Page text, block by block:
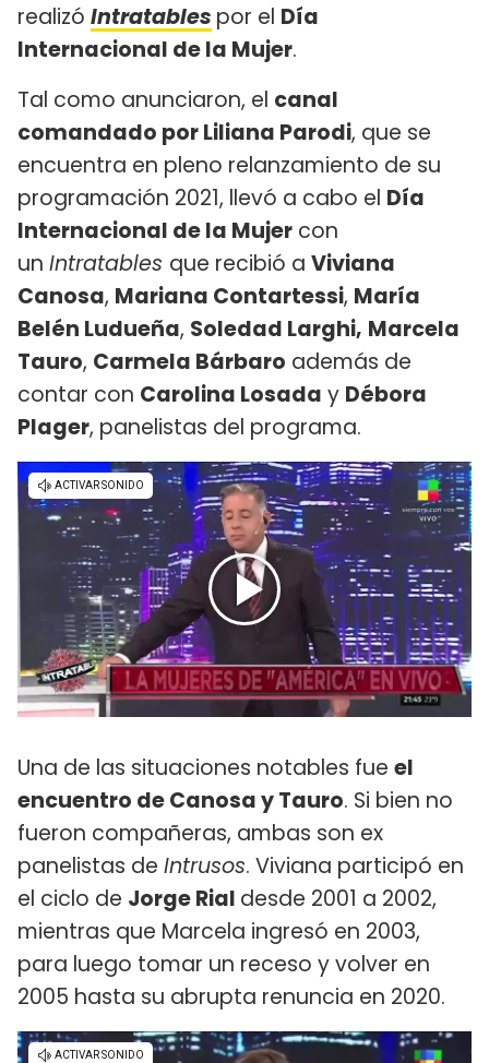
realizó Intratables por el Día
Internacional de la Mujer.
Tal como anunciaron, el canal
comandado por Liliana Parodi, que se
encuentra en pleno relanzamiento de su
programación 2021, llevó a cabo el Día
Internacional de la Mujer con
un Intratables que recibió a Viviana
Canosa, Mariana Contartessi, María
Belén Ludueña, Soledad Larghi, Marcela
Tauro, Carmela Bárbaro además de
contar con Carolina Losada y Débora
Plager, panelistas del programa.
Una de las situaciones notables fue el
encuentro de Canosa y Tauro. Si bien no
fueron compañeras, ambas son ex
panelistas de Intrusos. Viviana participó en
el ciclo de Jorge Rial desde 2001 a 2002,
mientras que Marcela ingresó en 2003,
para luego tomar un receso y volver en
2005 hasta su abrupta renuncia en 2020.